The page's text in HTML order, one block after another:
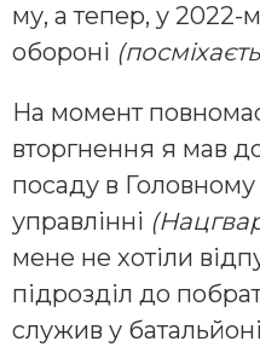
му, а тепер, у 2022-
обороні
На момент
вторгнення я мав
посаду в Головному
управлінні
мене не хотіли
підрозділ до
служив у